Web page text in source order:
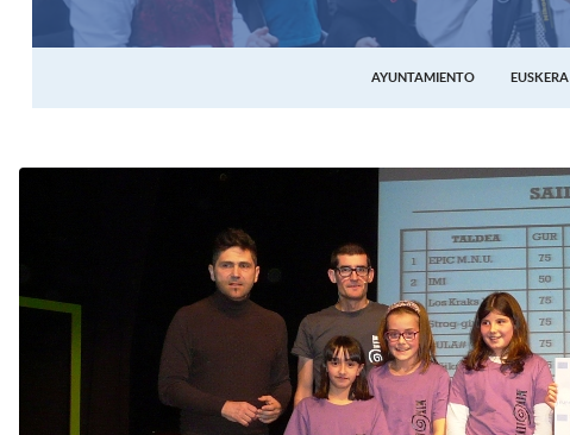
AYUNTAMIENTO EUSKERA